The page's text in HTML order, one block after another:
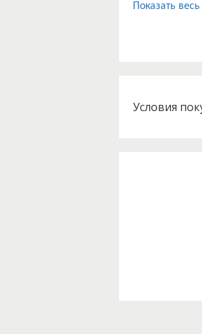
Показать весь
Условия